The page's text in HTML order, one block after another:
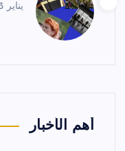
يناير 23, 2026
أهم الأخبار